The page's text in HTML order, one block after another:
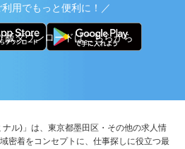
用でもっと便利に！／
版ダウンロードはこちらから
ナル)」は、東京都墨田区・その他の求人情
密着をコンセプトに、仕事探しに役立つ最